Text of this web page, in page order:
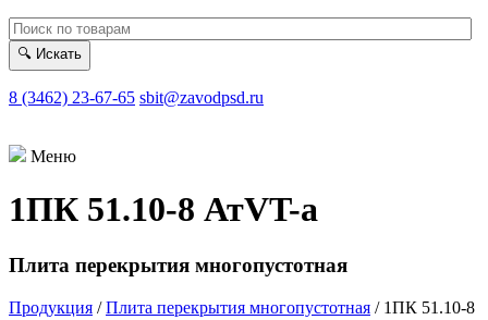
🔍 Искать
8 (3462) 23-67-65 sbit@zavodpsd.ru
Меню
1ПК 51.10-8 АтVT-a
Плита перекрытия многопустотная
Продукция /Плита перекрытия многопустотная / 1ПК 51.10-8